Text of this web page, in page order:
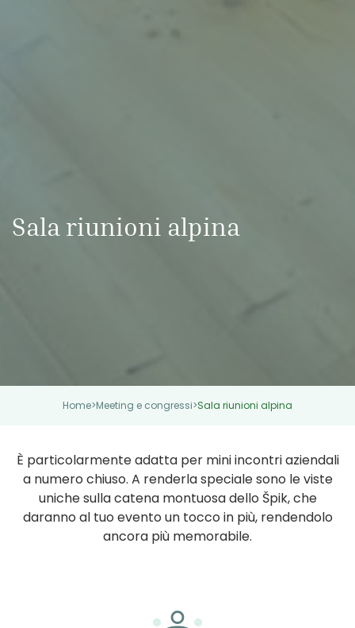
Sala riunioni alpina
Home>Meeting e congressi>Sala riunioni alpina
È particolarmente adatta per mini incontri aziendali
a numero chiuso. A renderla speciale sono le viste
uniche sulla catena montuosa dello Špik, che
daranno al tuo evento un tocco in più, rendendolo
ancora più memorabile.